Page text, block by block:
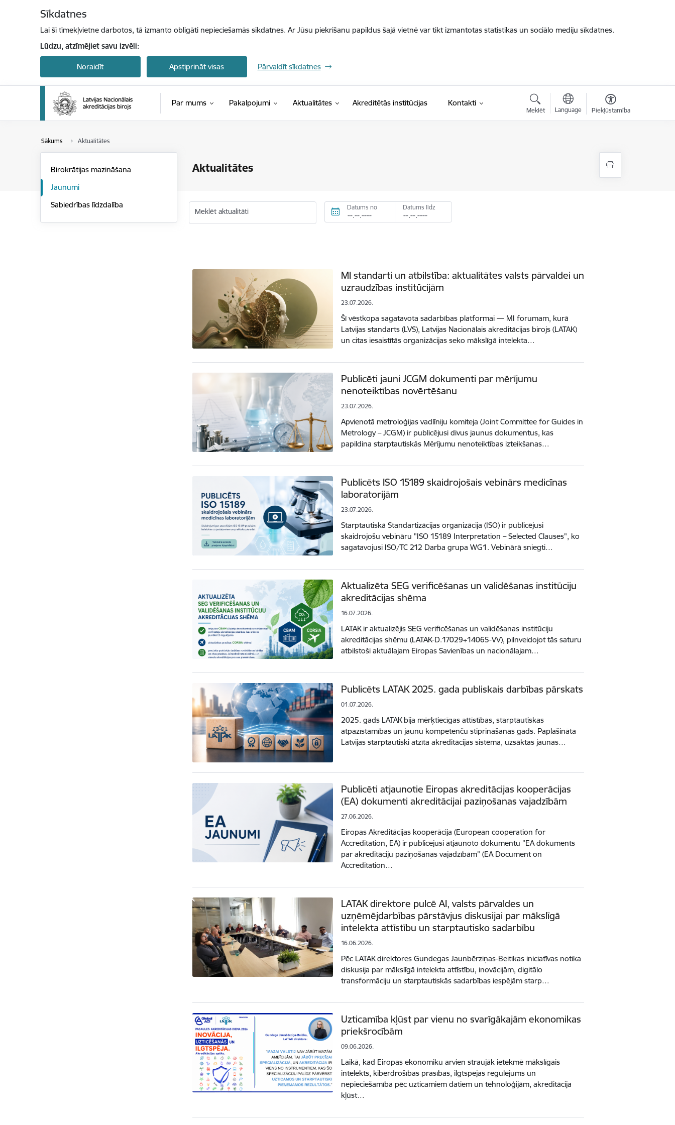
Sīkdatnes
Lai šī tīmekļvietne darbotos, tā izmanto obligāti nepieciešamās sīkdatnes. Ar Jūsu piekrišanu papildus šajā vietnē var tikt izmantotas statistikas un sociālo mediju sīkdatnes.
Lūdzu, atzīmējiet savu izvēli:
Noraidīt Apstiprināt visas Pārvaldīt sīkdatnes
Par mums Pakalpojumi Aktualitātes Akreditētās institūcijas Kontakti
Meklēt Language Piekļūstamība
Sākums Aktualitātes
Aktualitātes
Birokrātijas mazināšana
Jaunumi
Sabiedrības līdzdalība
Meklēt aktualitāti Datums no Datums līdz
MI standarti un atbilstība: aktualitātes valsts pārvaldei un
uzraudzības institūcijām
23.07.2026.
Šī vēstkopa sagatavota sadarbības platformai — MI forumam, kurā
Latvijas standarts (LVS), Latvijas Nacionālais akreditācijas birojs (LATAK)
un citas iesaistītās organizācijas seko mākslīgā intelekta…
Publicēti jauni JCGM dokumenti par mērījumu
nenoteiktības novērtēšanu
23.07.2026.
Apvienotā metroloģijas vadlīniju komiteja (Joint Committee for Guides in
Metrology – JCGM) ir publicējusi divus jaunus dokumentus, kas
papildina starptautiskās Mērījumu nenoteiktības izteikšanas…
Publicēts ISO 15189 skaidrojošais vebinārs medicīnas
laboratorijām
23.07.2026.
Starptautiskā Standartizācijas organizācija (ISO) ir publicējusi
skaidrojošu vebināru "ISO 15189 Interpretation – Selected Clauses", ko
sagatavojusi ISO/TC 212 Darba grupa WG1. Vebinārā sniegti…
Aktualizēta SEG verificēšanas un validēšanas institūciju
akreditācijas shēma
16.07.2026.
LATAK ir aktualizējis SEG verificēšanas un validēšanas institūciju
akreditācijas shēmu (LATAK-D.17029+14065-VV), pilnveidojot tās saturu
atbilstoši aktuālajam Eiropas Savienības un nacionālajam…
Publicēts LATAK 2025. gada publiskais darbības pārskats
01.07.2026.
2025. gads LATAK bija mērķtiecīgas attīstības, starptautiskas
atpazīstamības un jaunu kompetenču stiprināšanas gads. Paplašināta
Latvijas starptautiski atzīta akreditācijas sistēma, uzsāktas jaunas…
Publicēti atjaunotie Eiropas akreditācijas kooperācijas
(EA) dokumenti akreditācijai paziņošanas vajadzībām
27.06.2026.
Eiropas Akreditācijas kooperācija (European cooperation for
Accreditation, EA) ir publicējusi atjaunoto dokumentu "EA dokuments
par akreditāciju paziņošanas vajadzībām" (EA Document on
Accreditation…
LATAK direktore pulcē AI, valsts pārvaldes un
uzņēmējdarbības pārstāvjus diskusijai par mākslīgā
intelekta attīstību un starptautisko sadarbību
16.06.2026.
Pēc LATAK direktores Gundegas Jaunbērziņas-Beitikas iniciatīvas notika
diskusija par mākslīgā intelekta attīstību, inovācijām, digitālo
transformāciju un starptautiskās sadarbības iespējām starp…
Uzticamība kļūst par vienu no svarīgākajām ekonomikas
priekšrocībām
09.06.2026.
Laikā, kad Eiropas ekonomiku arvien straujāk ietekmē mākslīgais
intelekts, kiberdrošības prasības, ilgtspējas regulējums un
nepieciešamība pēc uzticamiem datiem un tehnoloģijām, akreditācija
kļūst…